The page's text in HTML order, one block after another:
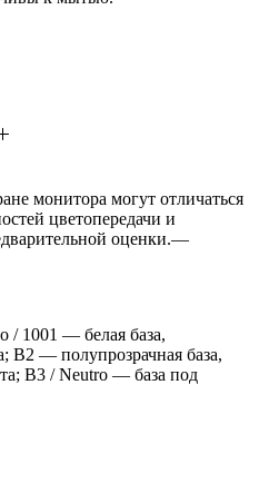
монитора могут отличаться
цветопередачи и
оценки.—
/ 1001 — белая база,
B2 — полупрозрачная база,
B3 / Neutro — база под